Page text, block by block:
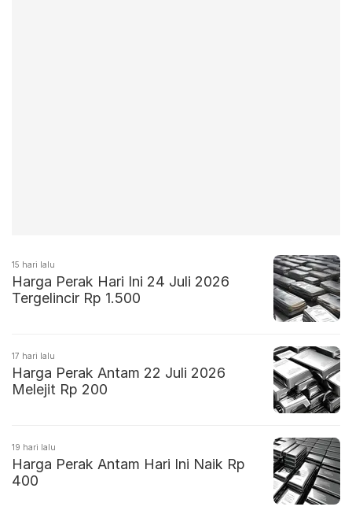
15 hari lalu
Harga Perak Hari Ini 24 Juli 2026
Tergelincir Rp 1.500
17 hari lalu
Harga Perak Antam 22 Juli 2026
Melejit Rp 200
19 hari lalu
Harga Perak Antam Hari Ini Naik Rp
400